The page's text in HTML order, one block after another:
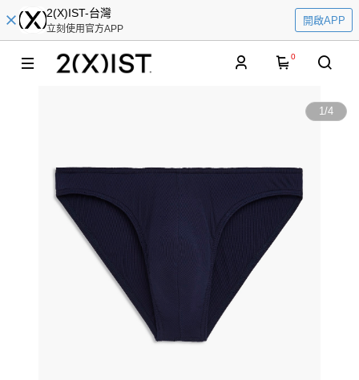
2(X)IST-台灣
立刻使用官方APP
開啟APP
0
1/4